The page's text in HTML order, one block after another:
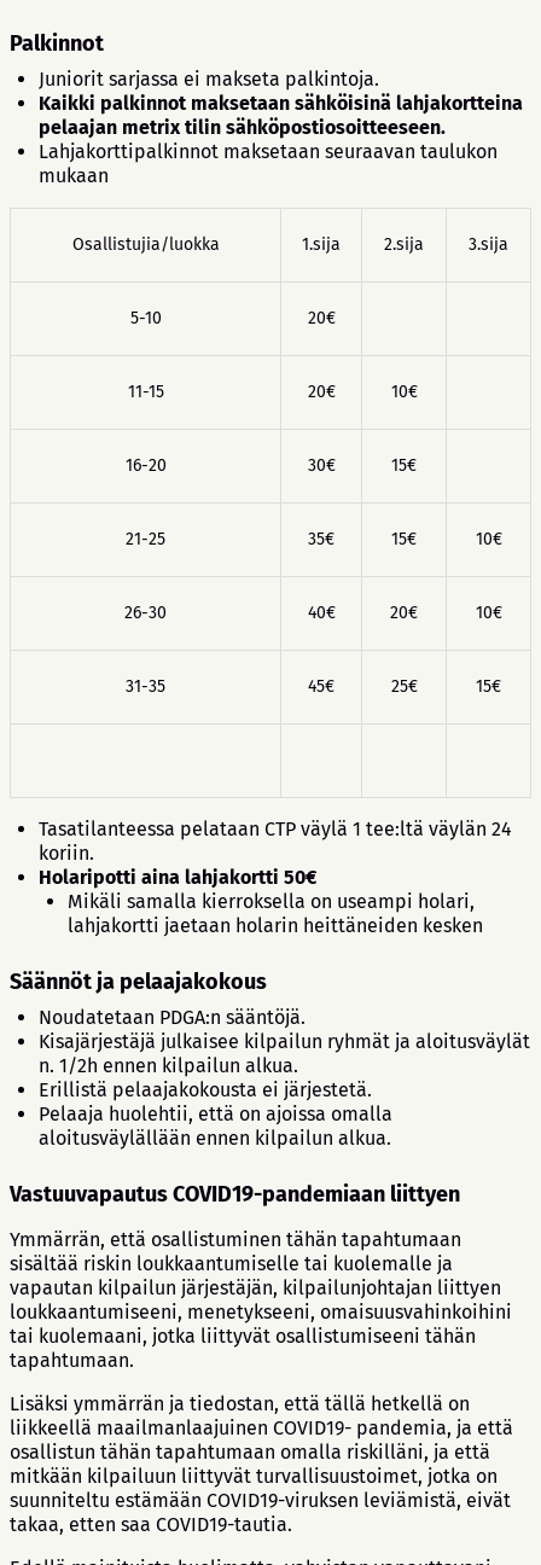
Palkinnot
Juniorit sarjassa ei makseta palkintoja.
Kaikki palkinnot maksetaan sähköisinä lahjakortteina
pelaajan metrix tilin sähköpostiosoitteeseen.
Lahjakorttipalkinnot maksetaan seuraavan taulukon
mukaan
Osallistujia/luokka 1.sija 2.sija 3.sija
5-10 20€
11-15 20€ 10€
16-20 30€ 15€
21-25 35€ 15€ 10€
26-30 40€ 20€ 10€
31-35 45€ 25€ 15€
Tasatilanteessa pelataan CTP väylä 1 tee:ltä väylän 24
koriin.
Holaripotti aina lahjakortti 50€
Mikäli samalla kierroksella on useampi holari,
lahjakortti jaetaan holarin heittäneiden kesken
Säännöt ja pelaajakokous
Noudatetaan PDGA:n sääntöjä.
Kisajärjestäjä julkaisee kilpailun ryhmät ja aloitusväylät
n. 1/2h ennen kilpailun alkua.
Erillistä pelaajakokousta ei järjestetä.
Pelaaja huolehtii, että on ajoissa omalla
aloitusväylällään ennen kilpailun alkua.
Vastuuvapautus COVID19-pandemiaan liittyen
Ymmärrän, että osallistuminen tähän tapahtumaan
sisältää riskin loukkaantumiselle tai kuolemalle ja
vapautan kilpailun järjestäjän, kilpailunjohtajan liittyen
loukkaantumiseeni, menetykseeni, omaisuusvahinkoihini
tai kuolemaani, jotka liittyvät osallistumiseeni tähän
tapahtumaan.
Lisäksi ymmärrän ja tiedostan, että tällä hetkellä on
liikkeellä maailmanlaajuinen COVID19- pandemia, ja että
osallistun tähän tapahtumaan omalla riskilläni, ja että
mitkään kilpailuun liittyvät turvallisuustoimet, jotka on
suunniteltu estämään COVID19-viruksen leviämistä, eivät
takaa, etten saa COVID19-tautia.